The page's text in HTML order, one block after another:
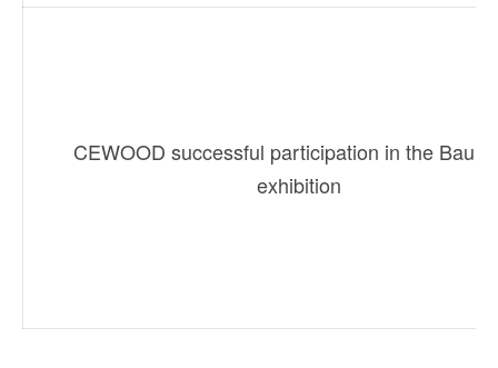
CEWOOD successful participation in the Bau
exhibition